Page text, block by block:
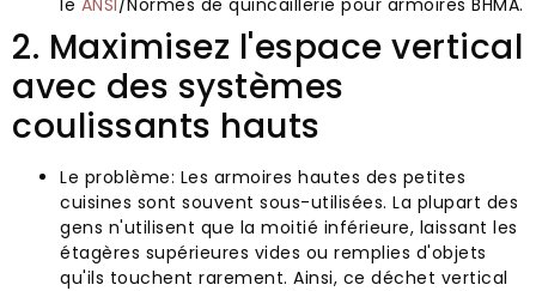
2. Maximisez l'espace vertical
avec des systèmes
coulissants hauts
Le problème: Les armoires hautes des petites
cuisines sont souvent sous-utilisées. La plupart des
gens n'utilisent que la moitié inférieure, laissant les
étagères supérieures vides ou remplies d'objets
qu'ils touchent rarement. Ainsi, ce déchet vertical